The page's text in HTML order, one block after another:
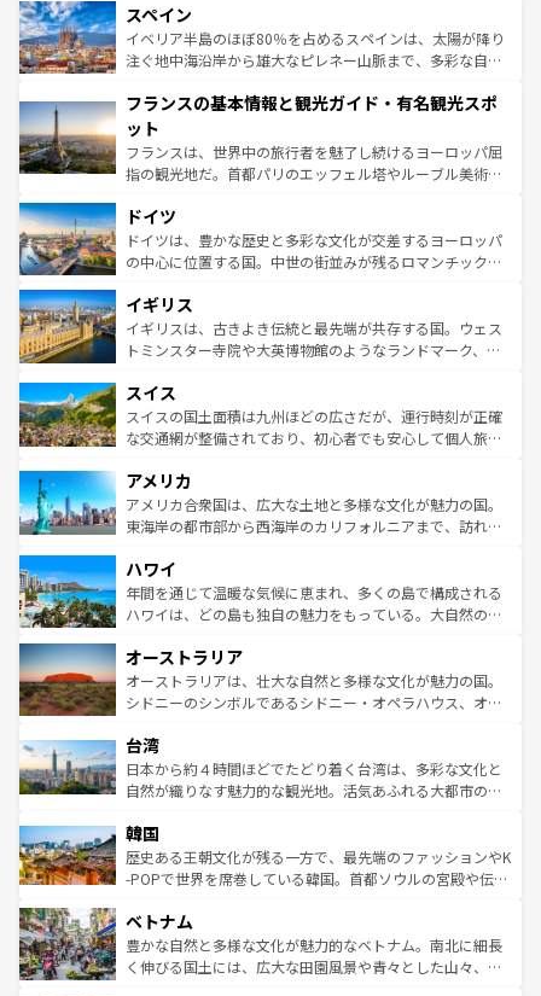
ろん、トスカーナの美しい田園風景やアマルフィ海岸の絶
景など、自然景観も見逃せない。観光の合間には、本場の
ピザやパスタなど、絶品のイタリア料理を堪能することも
ませてくれるイタリアで、忘れられない旅をしてみよう！
なお、新着のイタリア情報は
しい。
スペイン
イベリア半島のほぼ80％を占めるスペインは、太陽が降り
注ぐ地中海沿岸から雄大なピレネー山脈まで、多彩な自然
文化が根付くこの国では、情熱的なフラメンコ、熱気あふ
れる闘牛、そして美味しいタパスが生活の一部となってい
る。首都マドリードの洗練された雰囲気や、バルセロナの
アートに溢れた街角から、地方では古代ローマ遺跡や中世
せる。地方によって風土や気候が異なるスペインはその個
性で訪れる人を魅了する。 なお、新着のスペイン情報は コ
ンテンツ一覧を参照してほしい。
フランスの基本情報と観光ガイド・有名観光スポ
ット
フランスは、世界中の旅行者を魅了し続けるヨーロッパ屈
指の観光地だ。首都パリのエッフェル塔やルーブル美術館
で、幅広い魅力が詰まっている。華麗な宮殿、歴史的な大
聖堂、美しいビーチ、そして豊かな自然が、訪れる者を心
から魅了する。また、フランスは美食の国としても知ら
いる。シャンパンの発祥地であるランス、プロヴァンスの
香り高いラベンダー畑など、多彩な楽しみ方が可能だ。さ
らに、パリ以外の地域にも魅力が溢れており、どの街角に
れる地方に足を運ぶとそれぞれで全く異なる文化を体験で
きるだろう。 なお、新着のフランス情報はコンテンツ一覧
を参照してほしい。
ドイツ
ドイツは、豊かな歴史と多彩な文化が交差するヨーロッパ
の中心に位置する国。中世の街並みが残るロマンチック街
顔を持つこの国は、どこを歩いても飽きることがない。ベ
ルリンの文化的活気、バイエルン州のアルプスの絶景、そ
してライン川沿いのワイン畑といった風景は必見。ビール
は、お酒好きな人にはぜひ体験してほしい。 なお、新着の
ドイツ情報はコンテンツ一覧を参照してほしい。
イギリス
イギリスは、古きよき伝統と最先端が共存する国。ウェス
トミンスター寺院や大英博物館のようなランドマーク、歴
リアごとに異なる魅力がある。また、優雅なアフタヌーン
ティー、ビール好きにはたまらない英国パブ、サッカー観
戦など、本場だからこそできる体験も豊富。イギリスを旅
ンツ一覧を参照してほしい。
スイス
スイスの国土面積は九州ほどの広さだが、運行時刻が正確
な交通網が整備されており、初心者でも安心して個人旅行
の建物がそのまま残る町や、スイスならではのユニークな
博物館もあり、アルプス観光だけでなく町歩きも満喫する
ことができる。国民の所得が高いため物価も高いが、旅行
ば市内交通費無料で観光を楽しむこともできる。 なお、新
着のスイス情報はコンテンツ一覧 を参照してほしい。
アメリカ
アメリカ合衆国は、広大な土地と多様な文化が魅力の国。
東海岸の都市部から西海岸のカリフォルニアまで、訪れる
のような巨大都市は、観光、ショッピング、エンターテイ
ンメントが詰まった刺激的なスポットだ。一方、アメリカ
西部には大自然が広がり、グランドキャニオンやイエロー
部のニューオーリンズでは、音楽と美食が融合した独特の
文化が魅力。旅行者はアメリカの各地域で異なる魅力を楽
しみながら、その多様性と豊かな歴史を感じることができ
ならではの贅沢な旅のスタイルだ。 なお、新着のアメリカ
情報はコンテンツ一覧を参照してほしい。
ハワイ
年間を通じて温暖な気候に恵まれ、多くの島で構成される
ハワイは、どの島も独自の魅力をもっている。大自然の神
ワイ島は見逃せない。また、定番の観光地といえばオアフ
島だが、静かな自然を求めるならマウイ島やカウアイ島が
おすすめ。エメラルドグリーンに輝く海をはじめ、豊かな
れるおもてなしの心で訪れる人々を迎えてくれるハワイの
人々、おいしいローカルフードやハワイアンミュージッ
ク、伝統的なフラダンスなど、すべてがハワイの魅力を彩
ワイを、存分に味わってほしい。 なお、新着のハワイ情報
はコンテンツ一覧を参照してほしい。
オーストラリア
オーストラリアは、壮大な自然と多様な文化が魅力の国。
シドニーのシンボルであるシドニー・オペラハウス、オー
リアリーフや大陸中央部にそびえるウルル（エアーズロッ
ク）、タスマニアの美しい原生林やケアンズの熱帯雨林な
ど、見どころがたくさん。また、カフェやワイン、オージ
いる。アクティビティも充実しており、サーフィンやダイ
ビング、ハイキングなど、アウトドア好きにはたまらな
い。オーストラリアの多彩な魅力を存分に味わいつくそ
参照してほしい。
台湾
日本から約４時間ほどでたどり着く台湾は、多彩な文化と
自然が織りなす魅力的な観光地。活気あふれる大都市の台
ン）、静ひつな山岳地帯である台湾東部など、都市の喧騒
と山間の静けさが共存しており、訪れる人に新しい発見と
驚きをもたらしてくれる。また、奥深い台湾の食文化も魅
容にもいいと評判のスイーツなど、バラエティ豊かな料理
が味わえる。 なお、新着の台湾情報は コンテンツ一覧を参
照してほしい。
韓国
歴史ある王朝文化が残る一方で、最先端のファッションやK
-POPで世界を席巻している韓国。首都ソウルの宮殿や伝統
き、地方に足を延ばせば四季折々の自然美を楽しむことが
できる。そして、キムチや焼肉、絶品のストリートフード
まで、さまざまな韓国料理が待っている。夜には、韓国な
ベトナム
豊かな自然と多様な文化が魅力的なベトナム。南北に細長
く伸びる国土には、広大な田園風景や青々とした山々、世